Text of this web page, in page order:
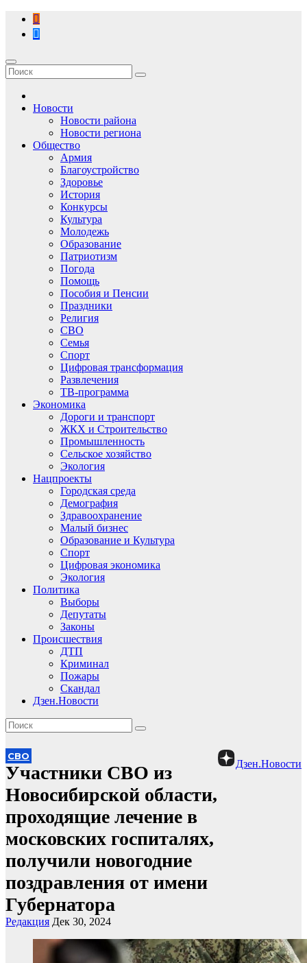
Перейти
содержимому
Новости
Новости района
Новости региона
Общество
Армия
Благоустройство
Здоровье
История
Конкурсы
Культура
Молодежь
Образование
Патриотизм
Погода
Помощь
Пособия и Пенсии
Праздники
Религия
СВО
Семья
Спорт
Цифровая трансформация
Развлечения
ТВ-программа
Экономика
Дороги и транспорт
ЖКХ и Строительство
Промышленность
Сельское хозяйство
Экология
Нацпроекты
Городская среда
Демография
Здравоохранение
Малый бизнес
Образование и Культура
Спорт
Цифровая экономика
Экология
Политика
Выборы
Депутаты
Законы
Происшествия
ДТП
Криминал
Пожары
Скандал
Дзен.Новости
Дзен.Новости
СВО
Участники СВО из
Новосибирской области,
проходящие лечение в
московских госпиталях,
получили новогодние
поздравления от имени
Губернатора
Редакция Дек 30, 2024